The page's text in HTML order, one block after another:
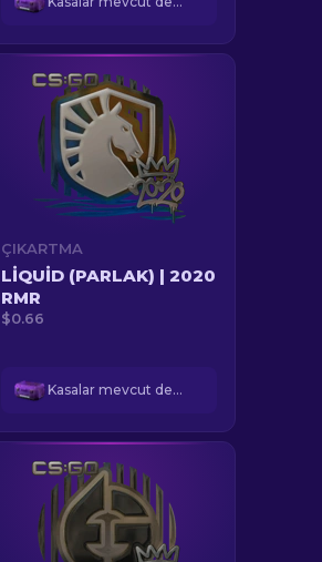
ÇIKARTMA
LIQUID (PARLAK) | 2020
RMR
$0.66
Kasalar mevcut değil